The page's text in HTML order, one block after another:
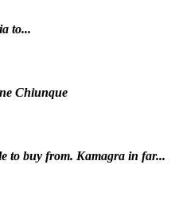
to...
Chiunque
to buy from. Kamagra in far...